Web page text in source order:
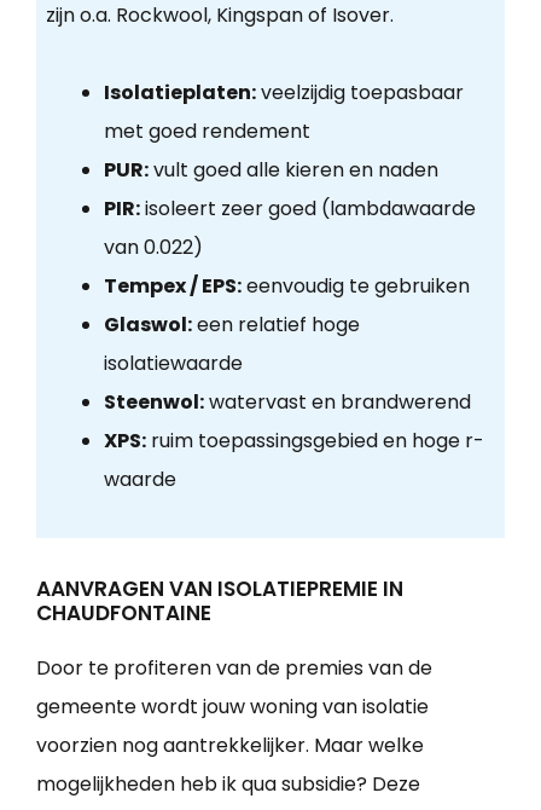
zijn o.a. Rockwool, Kingspan of Isover.
Isolatieplaten:veelzijdig toepasbaar
met goed rendement
PUR:vult goed alle kieren en naden
PIR:isoleert zeer goed (lambdawaarde
van 0.022)
Tempex / EPS:eenvoudig te gebruiken
Glaswol:een relatief hoge
isolatiewaarde
Steenwol:watervast en brandwerend
XPS:ruim toepassingsgebied en hoge r-
waarde
AANVRAGEN VAN ISOLATIEPREMIE IN
CHAUDFONTAINE
Door te profiteren van de premies van de
gemeente wordt jouw woning van isolatie
voorzien nog aantrekkelijker. Maar welke
mogelijkheden heb ik qua subsidie? Deze